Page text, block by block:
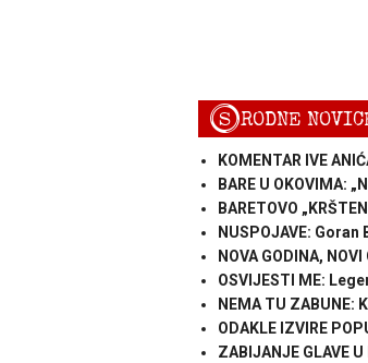
SRODNE
KOMENTAR IVE
BARE U OKOVIMA:
BARETOVO
NUSPOJAVE:
NOVA GODINA,
OSVIJESTI ME:
NEMA TU
ODAKLE IZVIRE
ZABIJANJE GLAVE